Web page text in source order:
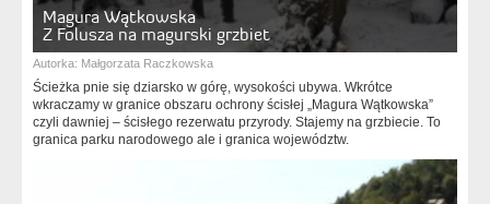
Magura Wątkowska
Z Folusza na magurski grzbiet
Autorka: Małgorzata Raczkowska
Ścieżka pnie się dziarsko w górę, wysokości ubywa. Wkrótce
wkraczamy w granice obszaru ochrony ścisłej „Magura Wątkowska”
czyli dawniej – ścisłego rezerwatu przyrody. Stajemy na grzbiecie. To
granica parku narodowego ale i granica województw.